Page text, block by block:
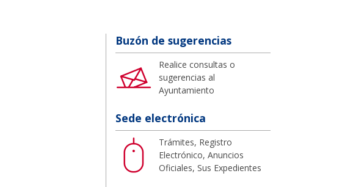
Buzón de sugerencias
Realice consultas o
sugerencias al
Ayuntamiento
Sede electrónica
Trámites, Registro
Electrónico, Anuncios
Oficiales, Sus Expedientes